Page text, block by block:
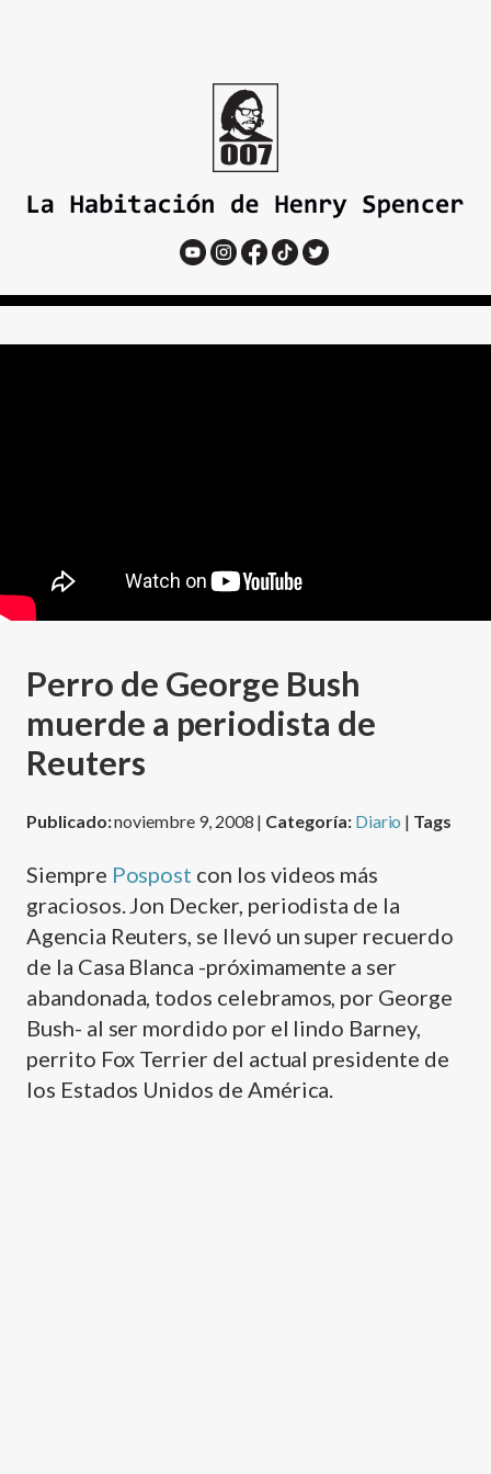
Perro de George Bush
muerde a periodista de
Reuters
Publicado:noviembre 9, 2008 | Categoría: Diario | Tags
Siempre Pospost con los videos más
graciosos. Jon Decker, periodista de la
Agencia Reuters, se llevó un super recuerdo
de la Casa Blanca -próximamente a ser
abandonada, todos celebramos, por George
Bush- al ser mordido por el lindo Barney,
perrito Fox Terrier del actual presidente de
los Estados Unidos de América.